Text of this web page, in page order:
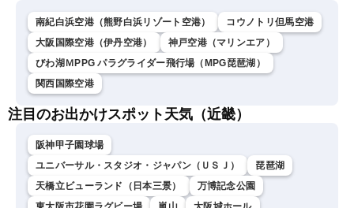
南紀白浜空港（熊野白浜リゾート空港）
コウノトリ但馬空港
大阪国際空港（伊丹空港）
神戸空港（マリンエア）
びわ湖ＭPPG パラグライダー飛行場（MPG琵琶湖）
関西国際空港
注目のお出かけスポット天気（近畿）
阪神甲子園球場
ユニバーサル・スタジオ・ジャパン（ＵＳＪ）
琵琶湖
天橋立ビューランド（日本三景）
万博記念公園